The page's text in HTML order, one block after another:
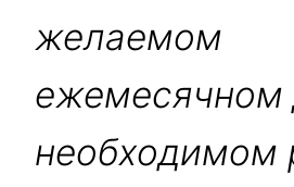
желаемом
ежемесячном
необходимом